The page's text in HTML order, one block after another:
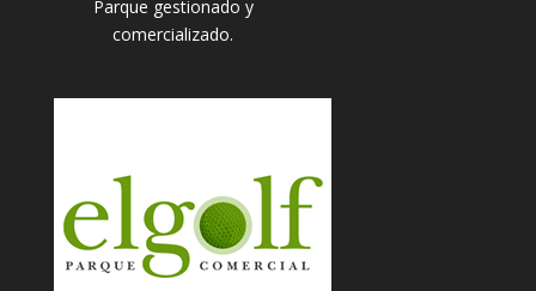
Parque gestionado y
comercializado.